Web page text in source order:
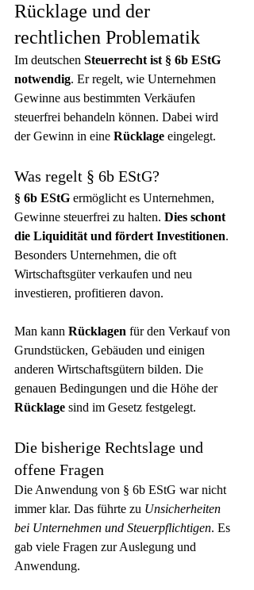
Rücklage und der
rechtlichen Problematik
Im deutschen Steuerrecht ist § 6b EStG
notwendig. Er regelt, wie Unternehmen
Gewinne aus bestimmten Verkäufen
steuerfrei behandeln können. Dabei wird
der Gewinn in eine Rücklage eingelegt.
Was regelt § 6b EStG?
§ 6b EStG ermöglicht es Unternehmen,
Gewinne steuerfrei zu halten. Dies schont
die Liquidität und fördert Investitionen.
Besonders Unternehmen, die oft
Wirtschaftsgüter verkaufen und neu
investieren, profitieren davon.
Man kann Rücklagen für den Verkauf von
Grundstücken, Gebäuden und einigen
anderen Wirtschaftsgütern bilden. Die
genauen Bedingungen und die Höhe der
Rücklage sind im Gesetz festgelegt.
Die bisherige Rechtslage und
offene Fragen
Die Anwendung von § 6b EStG war nicht
immer klar. Das führte zu Unsicherheiten
bei Unternehmen und Steuerpflichtigen. Es
gab viele Fragen zur Auslegung und
Anwendung.